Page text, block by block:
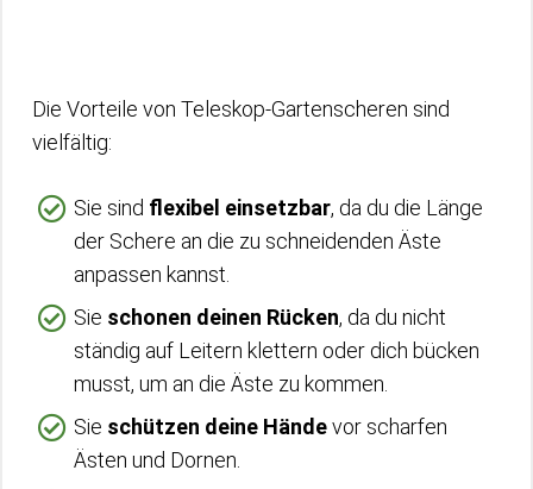
Die Vorteile von Teleskop-Gartenscheren sind
vielfältig:
Sie sind flexibel einsetzbar, da du die Länge
der Schere an die zu schneidenden Äste
anpassen kannst.
Sie schonen deinen Rücken, da du nicht
ständig auf Leitern klettern oder dich bücken
musst, um an die Äste zu kommen.
Sie schützen deine Händevor scharfen
Ästen und Dornen.